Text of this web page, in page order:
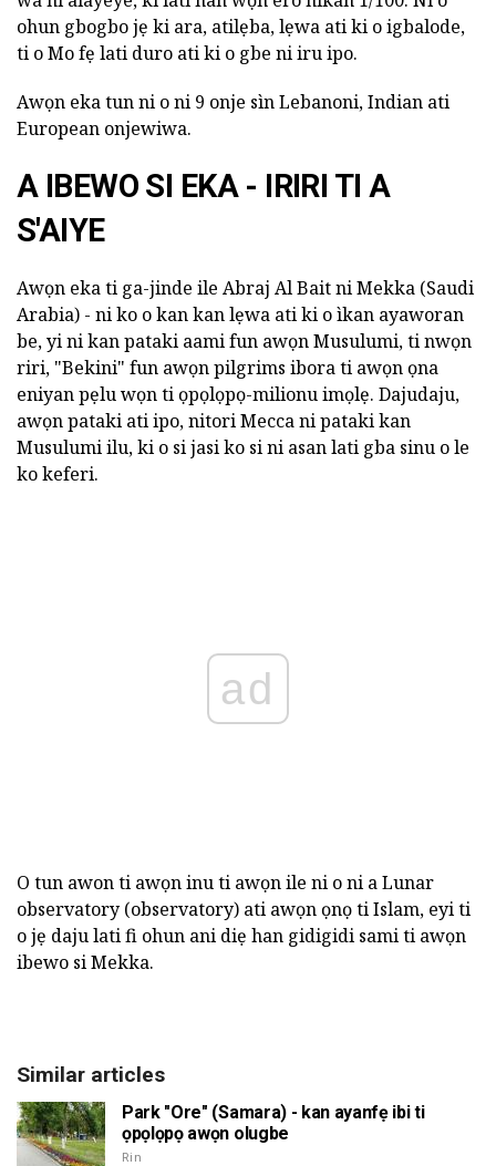
ohun gbogbo jẹ ki ara, atilẹba, lẹwa ati ki o igbalode,
ti o Mo fẹ lati duro ati ki o gbe ni iru ipo.
Awọn eka tun ni o ni 9 onje sìn Lebanoni, Indian ati
European onjewiwa.
A IBEWO SI EKA - IRIRI TI A
S'AIYE
Awọn eka ti ga-jinde ile Abraj Al Bait ni Mekka (Saudi
Arabia) - ni ko o kan kan lẹwa ati ki o ìkan ayaworan
be, yi ni kan pataki aami fun awọn Musulumi, ti nwọn
riri, "Bekini" fun awọn pilgrims ibora ti awọn ọna
eniyan pẹlu wọn ti ọpọlọpọ-milionu imọlẹ. Dajudaju,
awọn pataki ati ipo, nitori Mecca ni pataki kan
Musulumi ilu, ki o si jasi ko si ni asan lati gba sinu o le
ko keferi.
ad
O tun awon ti awọn inu ti awọn ile ni o ni a Lunar
observatory (observatory) ati awọn ọnọ ti Islam, eyi ti
o jẹ daju lati fi ohun ani diẹ han gidigidi sami ti awọn
ibewo si Mekka.
Similar articles
Park "Ore" (Samara) - kan ayanfẹ ibi ti
ọpọlọpọ awọn olugbe
Rin